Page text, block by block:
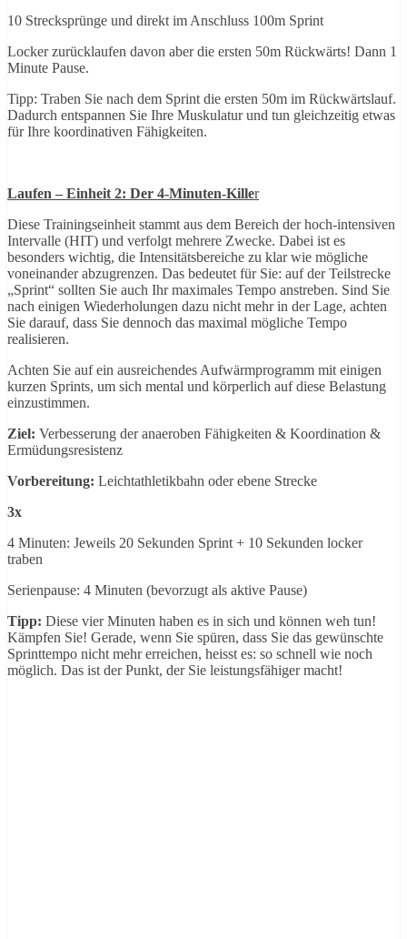
10 Strecksprünge und direkt im Anschluss 100m Sprint
Locker zurücklaufen davon aber die ersten 50m Rückwärts! Dann 1
Minute Pause.
Tipp: Traben Sie nach dem Sprint die ersten 50m im Rückwärtslauf.
Dadurch entspannen Sie Ihre Muskulatur und tun gleichzeitig etwas
für Ihre koordinativen Fähigkeiten.
Laufen – Einheit 2: Der 4-Minuten-Killer
Diese Trainingseinheit stammt aus dem Bereich der hoch-intensiven
Intervalle (HIT) und verfolgt mehrere Zwecke. Dabei ist es
besonders wichtig, die Intensitätsbereiche zu klar wie mögliche
voneinander abzugrenzen. Das bedeutet für Sie: auf der Teilstrecke
„Sprint“ sollten Sie auch Ihr maximales Tempo anstreben. Sind Sie
nach einigen Wiederholungen dazu nicht mehr in der Lage, achten
Sie darauf, dass Sie dennoch das maximal mögliche Tempo
realisieren.
Achten Sie auf ein ausreichendes Aufwärmprogramm mit einigen
kurzen Sprints, um sich mental und körperlich auf diese Belastung
einzustimmen.
Ziel: Verbesserung der anaeroben Fähigkeiten & Koordination &
Ermüdungsresistenz
Vorbereitung: Leichtathletikbahn oder ebene Strecke
3x
4 Minuten: Jeweils 20 Sekunden Sprint + 10 Sekunden locker
traben
Serienpause: 4 Minuten (bevorzugt als aktive Pause)
Tipp: Diese vier Minuten haben es in sich und können weh tun!
Kämpfen Sie! Gerade, wenn Sie spüren, dass Sie das gewünschte
Sprinttempo nicht mehr erreichen, heisst es: so schnell wie noch
möglich. Das ist der Punkt, der Sie leistungsfähiger macht!